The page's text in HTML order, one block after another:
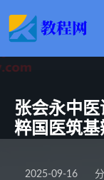
张会永中
粹国医筑基
2025-09-16